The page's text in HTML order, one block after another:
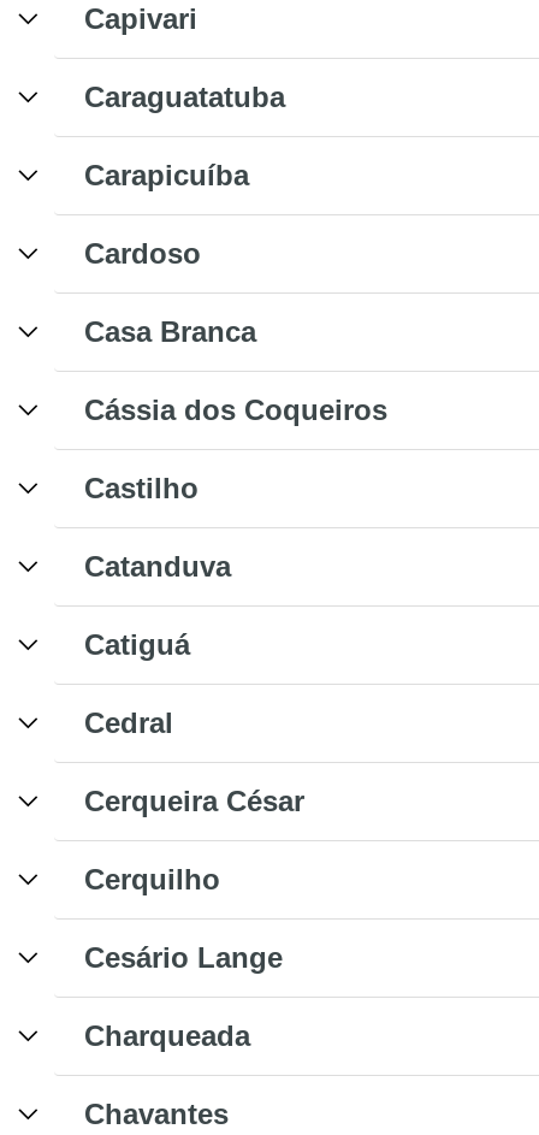
Capivari
Caraguatatuba
Carapicuíba
Cardoso
Casa Branca
Cássia dos Coqueiros
Castilho
Catanduva
Catiguá
Cedral
Cerqueira César
Cerquilho
Cesário Lange
Charqueada
Chavantes